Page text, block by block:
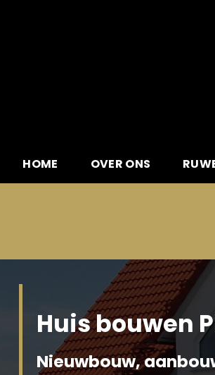
HOME OVER ONS
Huis bouwen
Nieuwbouw,